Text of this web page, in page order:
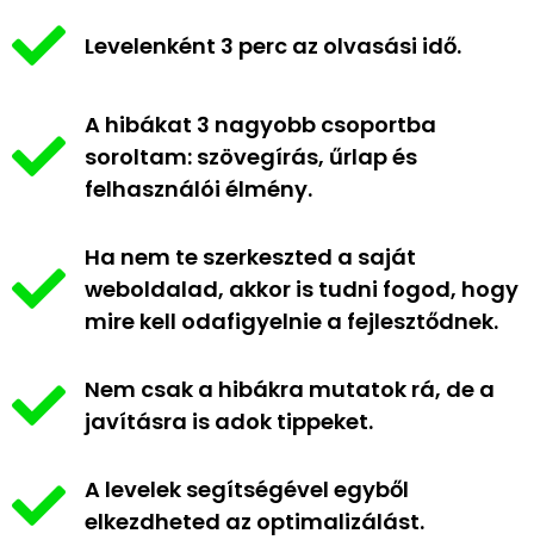
Levelenként 3 perc az olvasási idő.
A hibákat 3 nagyobb csoportba
soroltam: szövegírás, űrlap és
felhasználói élmény.
Ha nem te szerkeszted a saját
weboldalad, akkor is tudni fogod, hogy
mire kell odafigyelnie a fejlesztődnek.
Nem csak a hibákra mutatok rá, de a
javításra is adok tippeket.
A levelek segítségével egyből
elkezdheted az optimalizálást.